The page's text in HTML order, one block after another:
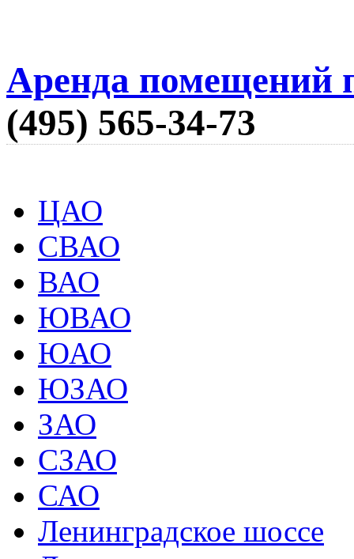
Аренда помещений
(495) 565-34-73
ЦАО
СВАО
ВАО
ЮВАО
ЮАО
ЮЗАО
ЗАО
СЗАО
САО
Ленинградское шоссе